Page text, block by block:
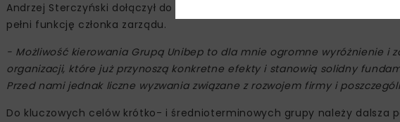
Andrzej Sterczyński dołączył do Grupy Kapitałowej Unibep 2 stycznia
pełni funkcję członka zarządu.
- Możliwość kierowania Grupą Unibep to dla mnie ogromne wyróżnienie i
organizacji, które już przynoszą konkretne efekty i stanowią solidny
Przed nami jednak liczne wyzwania związane z rozwojem firmy i
Do kluczowych celów krótko- i średnioterminowych grupy należy dalsza